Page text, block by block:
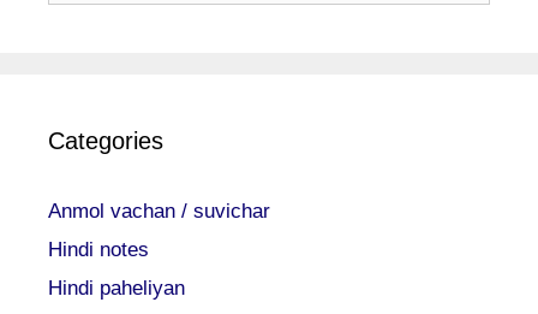
Categories
Anmol vachan / suvichar
Hindi notes
Hindi paheliyan